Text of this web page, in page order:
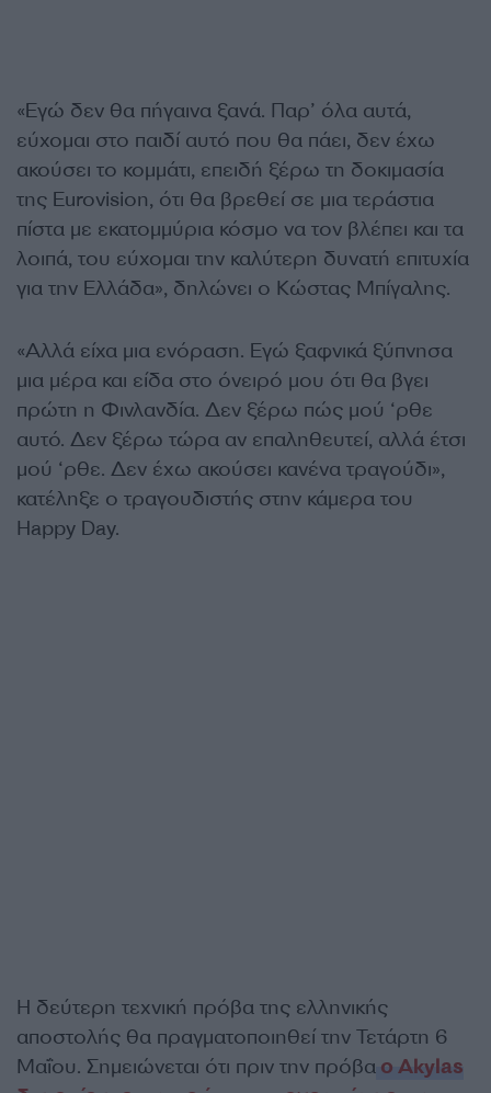
«Εγώ δεν θα πήγαινα ξανά. Παρ’ όλα αυτά,
εύχομαι στο παιδί αυτό που θα πάει, δεν έχω
ακούσει το κομμάτι, επειδή ξέρω τη δοκιμασία
της Eurovision, ότι θα βρεθεί σε μια τεράστια
πίστα με εκατομμύρια κόσμο να τον βλέπει και τα
λοιπά, του εύχομαι την καλύτερη δυνατή επιτυχία
για την Ελλάδα», δηλώνει ο Κώστας Μπίγαλης.
«Αλλά είχα μια ενόραση. Εγώ ξαφνικά ξύπνησα
μια μέρα και είδα στο όνειρό μου ότι θα βγει
πρώτη η Φινλανδία. Δεν ξέρω πώς μού ‘ρθε
αυτό. Δεν ξέρω τώρα αν επαληθευτεί, αλλά έτσι
μού ‘ρθε. Δεν έχω ακούσει κανένα τραγούδι»,
κατέληξε ο τραγουδιστής στην κάμερα του
Happy Day.
Η δεύτερη τεχνική πρόβα της ελληνικής
αποστολής θα πραγματοποιηθεί την Τετάρτη 6
Μαΐου. Σημειώνεται ότι πριν την πρόβα ο Akylas